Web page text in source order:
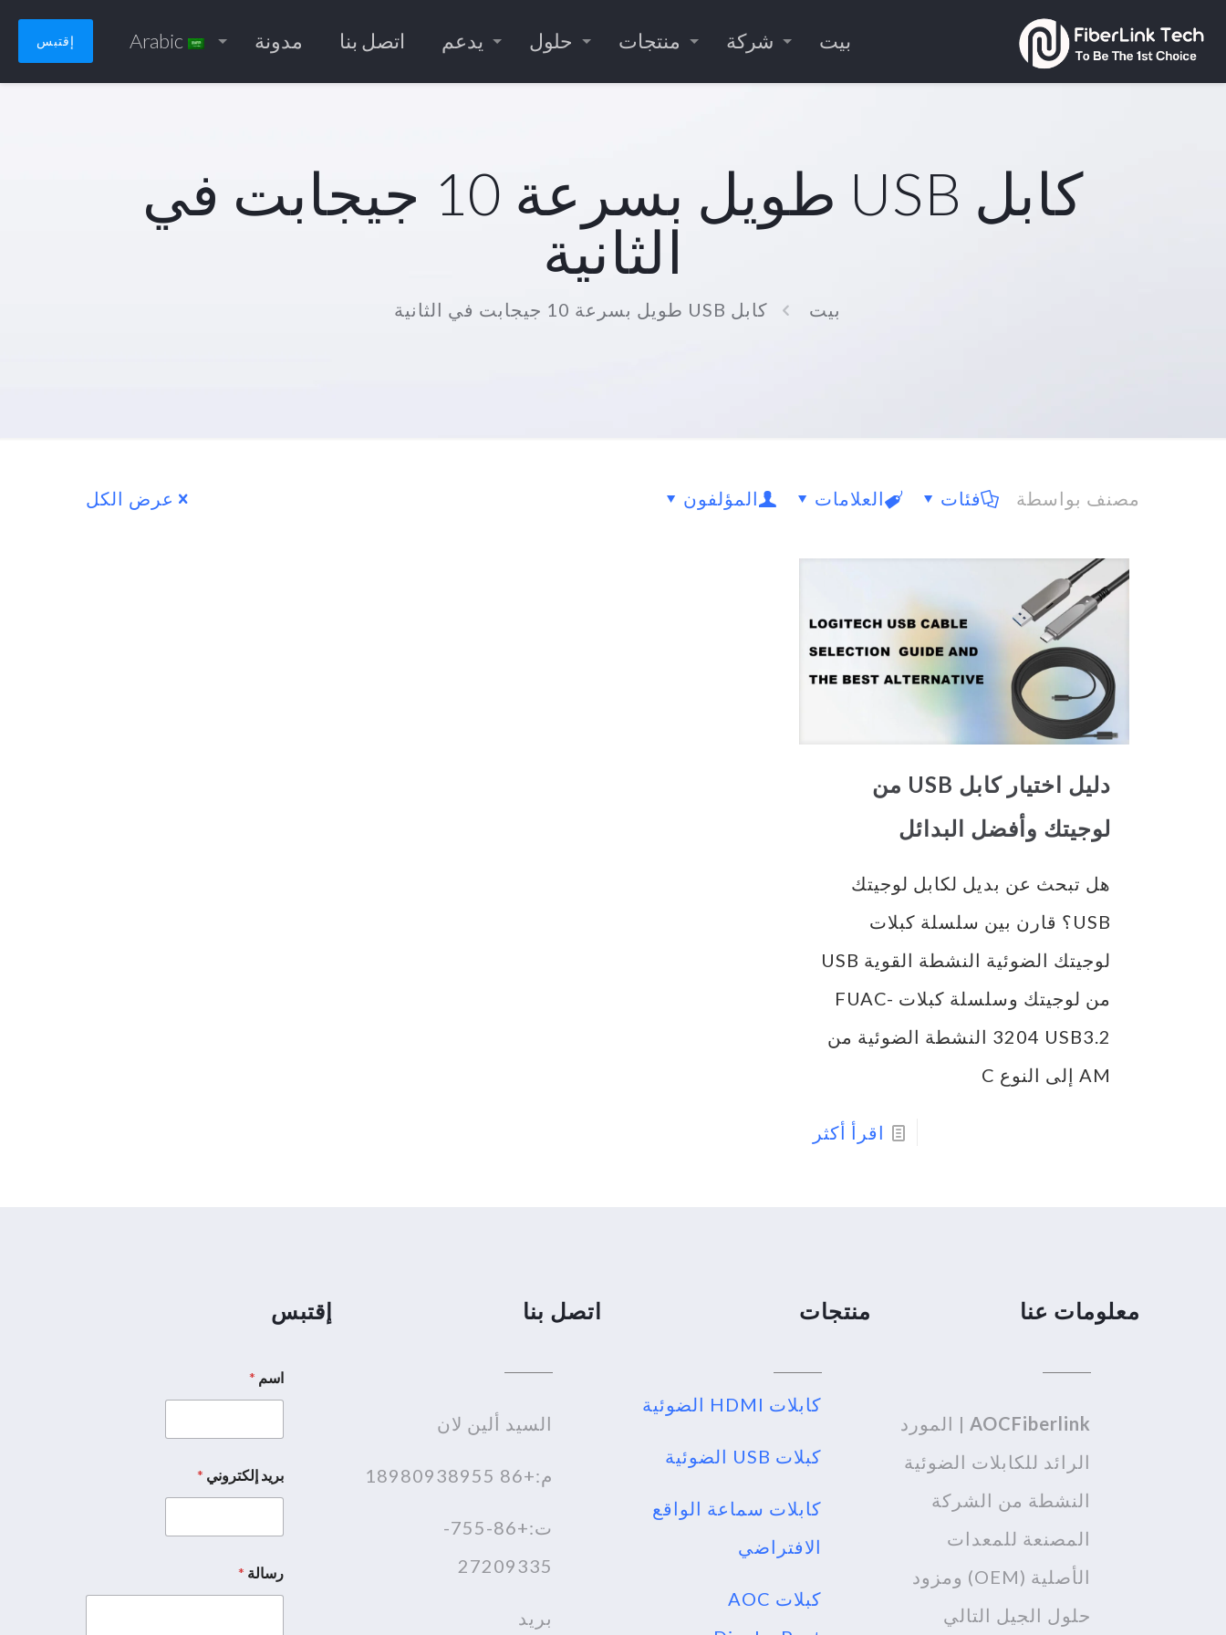
بيت شركة منتجات حلول يدعم اتصل بنا مدونة Arabic إقتبس
كابل USB طويل بسرعة 10 جيجابت في
الثانية
بيت كابل USB طويل بسرعة 10 جيجابت في الثانية
مصنف بواسطة فئات العلامات المؤلفون عرض الكل
دليل اختيار كابل USB من
لوجيتك وأفضل البدائل
هل تبحث عن بديل لكابل لوجيتك
USB؟ قارن بين سلسلة كبلات
لوجيتك الضوئية النشطة القوية USB
من لوجيتك وسلسلة كبلات FUAC-
3204 USB3.2 النشطة الضوئية من
AM إلى النوع C
اقرأ أكثر
معلومات عنا
AOCFiberlink | المورد
الرائد للكابلات الضوئية
النشطة من الشركة
المصنعة للمعدات
الأصلية (OEM) ومزود
حلول الجيل التالي
منتجات
كابلات HDMI الضوئية
كبلات USB الضوئية
كابلات سماعة الواقع
الافتراضي
كبلات AOC
اتصل بنا
السيد ألين لان
م:+86 18980938955
ت:+86-755-
27209335
بريد
إقتبس
اسم *
بريد إلكتروني *
*
رسالة *